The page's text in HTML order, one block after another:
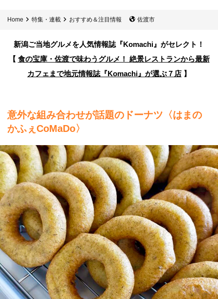
Home 特集・連載 おすすめ＆注目情報 佐渡市
新潟ご当地グルメを人気情報誌 『Komachi』がセレクト！
【 食の宝庫・佐渡で味わうグルメ！ 絶景レストランから最新
カフェまで地元情報誌『Komachi』が選ぶ７店 】
意外な組み合わせが話題のドーナツ〈はまの
かふぇCoMaDo〉